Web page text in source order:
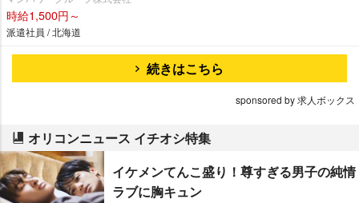
時給1,500円～
派遣社員 / 北海道
続きはこちら
sponsored by 求人ボックス
オリコンニュース イチオシ特集
イケメンてんこ盛り！尊すぎる男子の純情
ラブに胸キュン